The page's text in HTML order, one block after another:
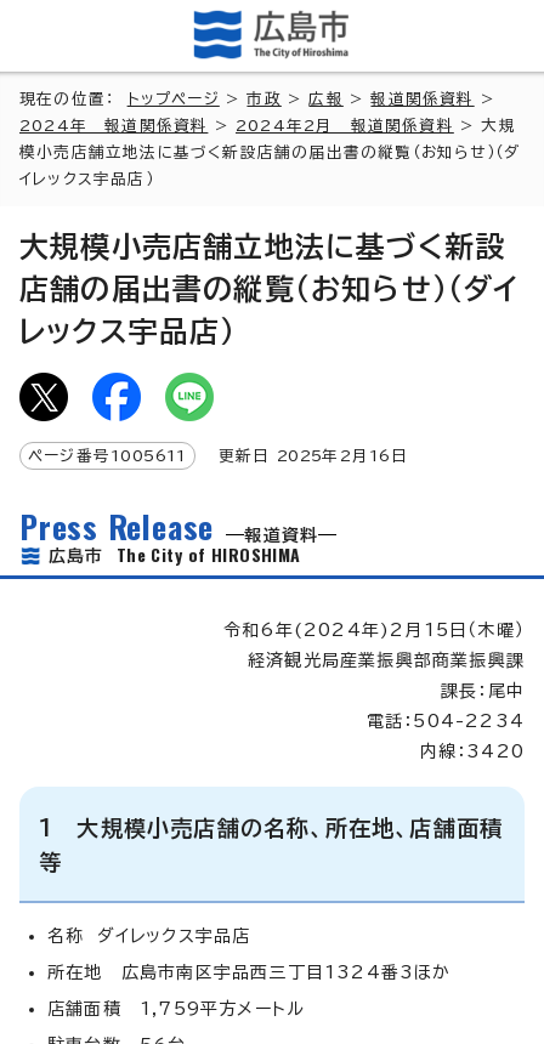
現在の位置： トップページ >市政 >広報 >報道関係資料
>
2024年 報道関係資料
> 2024年2月 報道関係資料
> 大規
模小売店舗立地法に基づく新設店舗の届出書の縦覧（お知らせ）（ダ
イレックス宇品店）
大規模小売店舗立地法に基づく新設
店舗の届出書の縦覧（お知らせ）（ダイ
レックス宇品店）
ページ番号 1005611 更新日 2025年2月 16 日
Press Release
報道資料
広島市 The City of HIROSHIMA
令和6年(2024年)2月15日（木曜）
経済観光局産業振興部商業振興課
課長：尾中
電話：504-2234
内線：3420
1 大規模小売店舗の名称、所在地、店舗面積
等
名称 ダイレックス宇品店
所在地 広島市南区宇品西三丁目1324番3ほか
店舗面積 1,759平方メートル